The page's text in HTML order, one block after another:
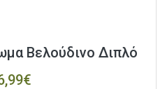
Βελούδινο Διπλό